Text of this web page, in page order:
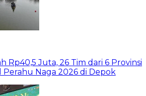
Rp40,5 Juta, 26 Tim dari 6 Provinsi
Perahu Naga 2026 di Depok